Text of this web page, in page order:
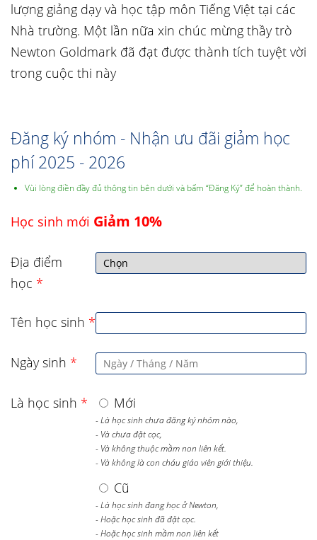
lượng giảng dạy và học tập môn Tiếng Việt tại các
Nhà trường. Một lần nữa xin chúc mừng thầy trò
Newton Goldmark đã đạt được thành tích tuyệt vời
trong cuộc thi này
Đăng ký nhóm - Nhận ưu đãi giảm học
phí 2025 - 2026
Vùi lòng điền đầy đủ thông tin bên dưới và bấm “Đăng Ký” để hoàn thành.
Học sinh mới Giảm 10%
Địa điểm
học *
Tên học sinh *
Ngày sinh *
Là học sinh * Mới
- Là học sinh chưa đăng ký nhóm nào,
- Và chưa đặt cọc,
- Và không thuộc mầm non liên kết.
- Và không là con cháu giáo viên giới thiệu.
Cũ
- Là học sinh đang học ở Newton,
- Hoặc học sinh đã đặt cọc.
- Hoặc học sinh mầm non liên kết